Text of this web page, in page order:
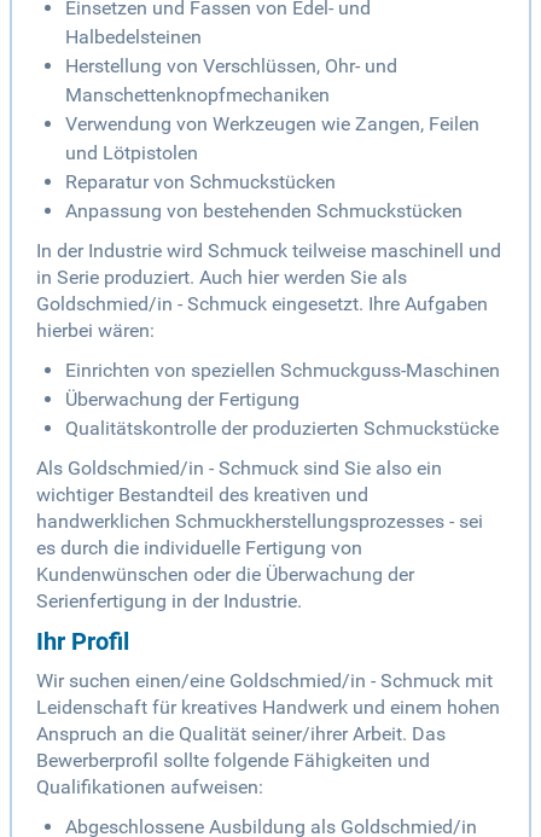
Einsetzen und Fassen von Edel- und
Halbedelsteinen
Herstellung von Verschlüssen, Ohr- und
Manschettenknopfmechaniken
Verwendung von Werkzeugen wie Zangen, Feilen
und Lötpistolen
Reparatur von Schmuckstücken
Anpassung von bestehenden Schmuckstücken
In der Industrie wird Schmuck teilweise maschinell und
in Serie produziert. Auch hier werden Sie als
Goldschmied/in - Schmuck eingesetzt. Ihre Aufgaben
hierbei wären:
Einrichten von speziellen Schmuckguss-Maschinen
Überwachung der Fertigung
Qualitätskontrolle der produzierten Schmuckstücke
Als Goldschmied/in - Schmuck sind Sie also ein
wichtiger Bestandteil des kreativen und
handwerklichen Schmuckherstellungsprozesses - sei
es durch die individuelle Fertigung von
Kundenwünschen oder die Überwachung der
Serienfertigung in der Industrie.
Ihr Profil
Wir suchen einen/eine Goldschmied/in - Schmuck mit
Leidenschaft für kreatives Handwerk und einem hohen
Anspruch an die Qualität seiner/ihrer Arbeit. Das
Bewerberprofil sollte folgende Fähigkeiten und
Qualifikationen aufweisen:
Abgeschlossene Ausbildung als Goldschmied/in